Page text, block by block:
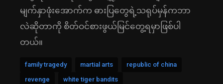
မျက်နှာဖုံးအောက်က ဓားပြတွေရဲ့သရုပ်မှန်ကဘာ
လဲဆိုတာကို စိတ်ဝင်စားဖွယ်မြင်တွေ့ရမှာဖြစ်ပါ
တယ်။
family tragedy martial arts
republic of china
revenge
white tiger bandits